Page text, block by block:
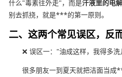
什么"毒素往外走"，而是汗液里的电
别去抓挠，就是***的第一原则。
二、这两个常见误区，反
❌ 误区一："油成这样，我得多
很多朋友一到夏天就把洁面当